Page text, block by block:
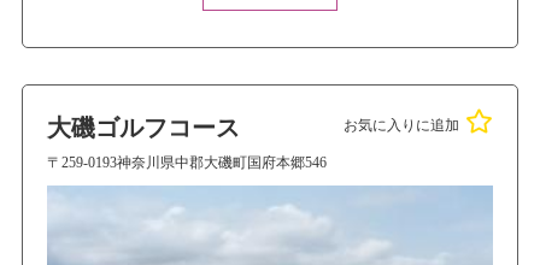
大磯ゴルフコース
〒259-0193神奈川県中郡大磯町国府本郷546
お気に入りに追加